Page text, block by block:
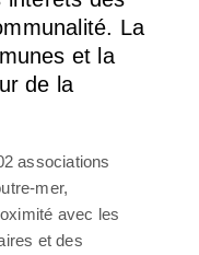
La
et la
de la
associations
mer,
avec les
et des